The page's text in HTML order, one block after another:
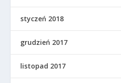
styczeń 2018
grudzień 2017
listopad 2017